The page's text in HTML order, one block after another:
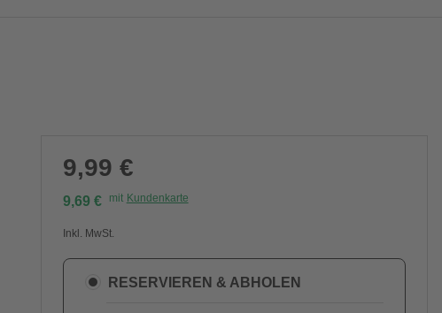
9,99 €
9,69 € mit Kundenkarte
Inkl. MwSt.
RESERVIEREN & ABHOLEN